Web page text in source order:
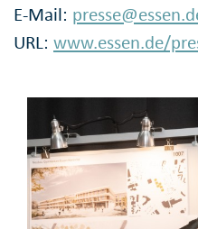
E-Mail:
URL: www.essen.de/